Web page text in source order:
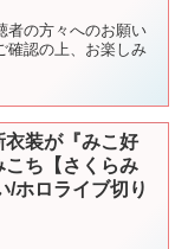
者の方々へのお願い
確認の上、お楽しみ
衣装が『みこ好
ち【さくらみ
/ホロライブ切り